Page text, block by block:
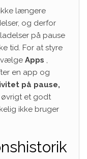
længere
og derfor
på pause
tid. For at styre
vælge Apps ,
en app og
på pause,
øvrigt et godt
ikke bruger